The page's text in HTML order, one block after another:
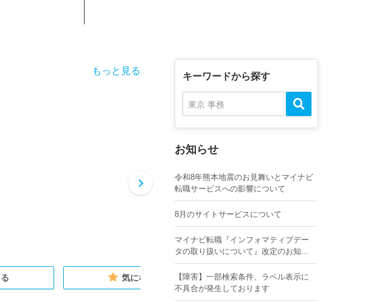
キーワードから探す
お知らせ
令和8年熊本地震のお見舞いとマイナビ
転職サービスへの影響について
8月のサイトサービスについて
マイナビ転職『インフォマティブデー
タの取り扱いについて』改定のお知ら
せ
【障害】一部検索条件、ラベル表示に
不具合が発生しております
もっと見る
気になる 気になる